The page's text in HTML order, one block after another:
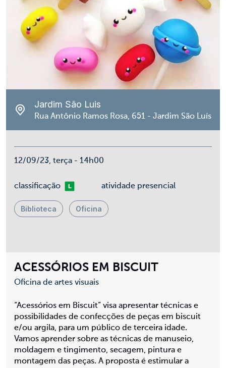
ACESSÓRIOS EM BISCUIT
Oficina de artes visuais
“Acessórios em Biscuit” visa apresentar técnicas e
possibilidades de confecções de peças em biscuit
e/ou argila, para um público de terceira idade.
Vamos aprender sobre as técnicas de manuseio,
moldagem e tingimento, secagem, pintura e
montagem das peças. A proposta é estimular a
Jardim São Luis
Rua Antônio Ramos Rosa, 651 - Jardim São Luís
12/09/23, terça - 14h00
classificaçãoLivre atividade presencial
Biblioteca Oficina